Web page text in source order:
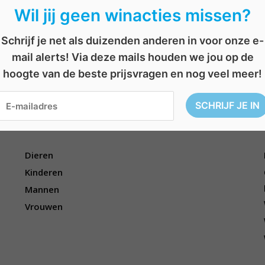
,voetbal,voetbal matchen,wereldkampioenschap, WK-voetbal
e
r
i
c
n
a
AFGELOPEN: Win een T-shirt van je favoriete voetbalploeg
Voor wie?
Dieren
Kinderen
Mannen
Vrouwen
Wil jij geen winacties missen?
Schrijf je net als duizenden anderen in voor onze e-
mail alerts! Via deze mails houden we jou op de
hoogte van de beste prijsvragen en nog veel meer!